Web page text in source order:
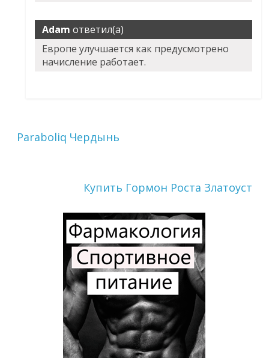
Adam ответил(а)
Европе улучшается как предусмотрено
начисление работает.
Paraboliq Чердынь
Купить Гормон Роста Златоуст